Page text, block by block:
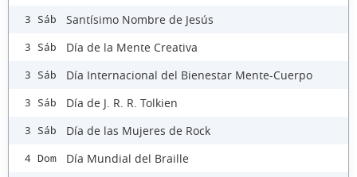
3 Sáb Santísimo Nombre de Jesús
3 Sáb Día de la Mente Creativa
3 Sáb Día Internacional del Bienestar Mente-Cuerpo
3 Sáb Día de J. R. R. Tolkien
3 Sáb Día de las Mujeres de Rock
4 Dom Día Mundial del Braille